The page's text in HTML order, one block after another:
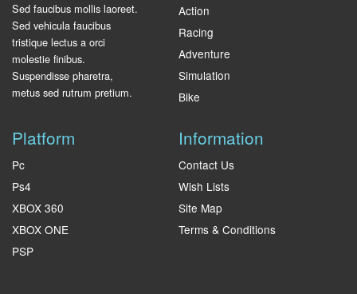
Sed faucibus mollis laoreet.
Sed vehicula faucibus
tristique lectus a orci
molestie finibus.
Suspendisse pharetra,
metus sed rutrum pretium.
Action
Racing
Adventure
Simulation
Bike
Platform
Pc
Ps4
XBOX 360
XBOX ONE
PSP
Information
Contact Us
Wish Lists
Site Map
Terms & Conditions